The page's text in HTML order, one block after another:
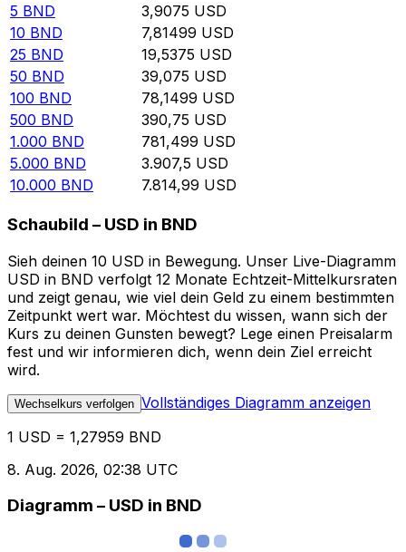
5 BND 3,9075 USD
10 BND 7,81499 USD
25 BND 19,5375 USD
50 BND 39,075 USD
100 BND 78,1499 USD
500 BND 390,75 USD
1.000 BND 781,499 USD
5.000 BND 3.907,5 USD
10.000 BND 7.814,99 USD
Schaubild – USD in BND
Sieh deinen 10 USD in Bewegung. Unser Live-Diagramm
USD in BND verfolgt 12 Monate Echtzeit-Mittelkursraten
und zeigt genau, wie viel dein Geld zu einem bestimmten
Zeitpunkt wert war. Möchtest du wissen, wann sich der
Kurs zu deinen Gunsten bewegt? Lege einen Preisalarm
fest und wir informieren dich, wenn dein Ziel erreicht
wird.
Wechselkurs verfolgen Vollständiges Diagramm anzeigen
1 USD = 1,27959 BND
8. Aug. 2026, 02:38 UTC
Diagramm – USD in BND